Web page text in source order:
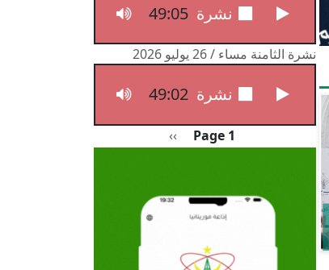
نشرة الثامنة مساء / 27 يوليو 2026
49:05
نشرة الثامنة مساء / 26 يوليو 2026
نشرة الثامنة مساء / 26 يوليو 2026
49:02
Pagination
Page 1 الصفحة التالية
››